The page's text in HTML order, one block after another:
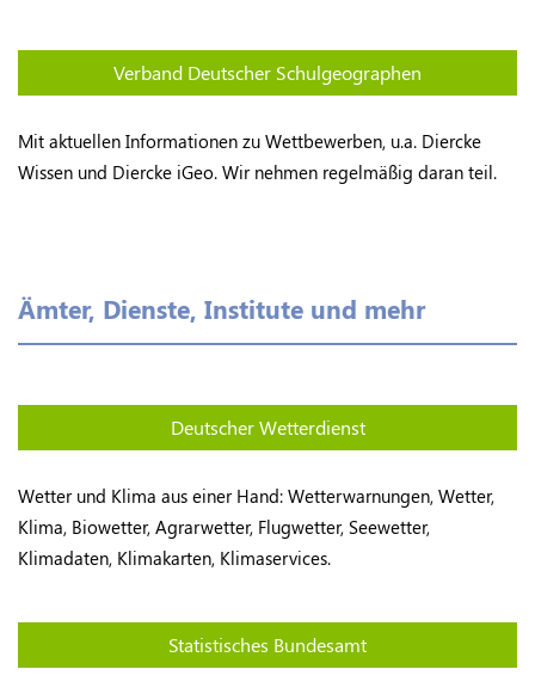
Verband Deutscher Schulgeographen
Mit aktuellen Informationen zu Wettbewerben, u.a. Diercke
Wissen und Diercke iGeo. Wir nehmen regelmäßig daran teil.
Ämter, Dienste, Institute und mehr
Deutscher Wetterdienst
Wetter und Klima aus einer Hand: Wetterwarnungen, Wetter,
Klima, Biowetter, Agrarwetter, Flugwetter, Seewetter,
Klimadaten, Klimakarten, Klimaservices.
Statistisches Bundesamt